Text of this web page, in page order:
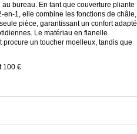
bureau. En tant que couverture pliante
en-1, elle combine les fonctions de châle,
pièce, garantissant un confort adapté
Le matériau en flanelle
un toucher moelleux, tandis que
100 €